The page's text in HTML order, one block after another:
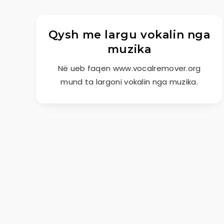
Qysh me largu vokalin nga
muzika
Në ueb faqen www.vocalremover.org
mund ta largoni vokalin nga muzika.